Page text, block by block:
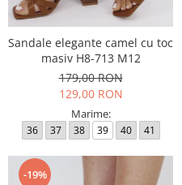
Sandale elegante camel cu toc
masiv H8-713 M12
179,00 RON
129,00 RON
Marime:
36 37 38 39 40 41
-19%